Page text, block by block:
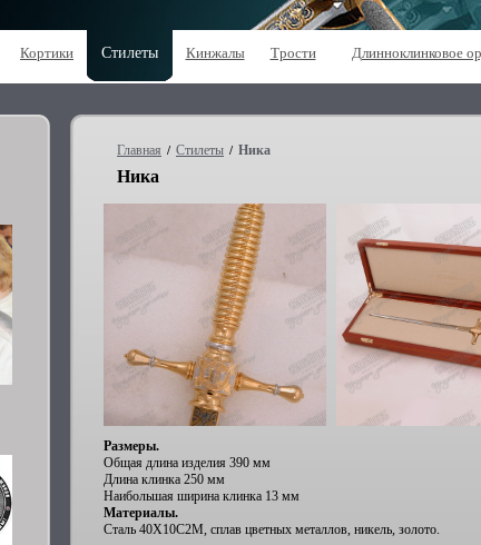
Кортики Стилеты Кинжалы Трости Длинноклинковое
Главная / Стилеты / Ника
Ника
Размеры.
Общая длина изделия 390 мм
Длина клинка 250 мм
Наибольшая ширина клинка 13 мм
Материалы.
Сталь 40Х10С2М, сплав цветных металлов, никель, золото.